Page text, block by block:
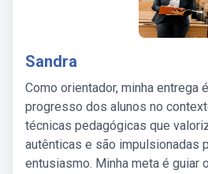
Sandra
Como orientador, minha entrega
progresso dos alunos no
técnicas pedagógicas que
autênticas e são impulsionadas
entusiasmo. Minha meta é guiar